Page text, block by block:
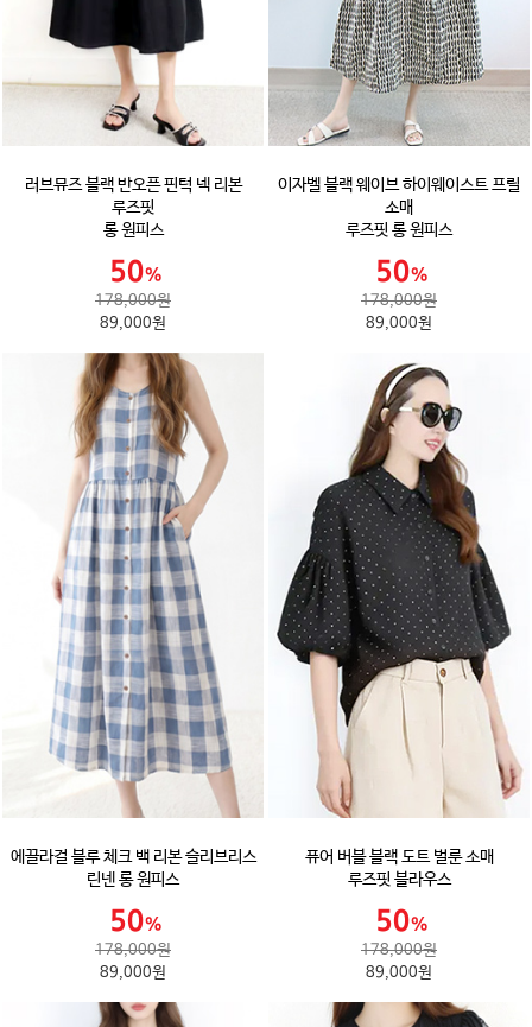
러브뮤즈 블랙 반오픈 핀턱 넥 리본
루즈핏
롱 원피스
178,000원
89,000원
이자벨 블랙 웨이브 하이웨이스트 프릴
소매
루즈핏 롱 원피스
178,000원
89,000원
에끌라걸 블루 체크 백 리본 슬리브리스
린넨 롱 원피스
178,000원
89,000원
퓨어 버블 블랙 도트 벌룬 소매
루즈핏 블라우스
178,000원
89,000원